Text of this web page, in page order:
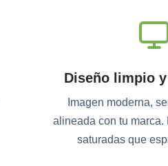
Diseño limpio
Imagen moderna,
alineada con tu
saturadas que